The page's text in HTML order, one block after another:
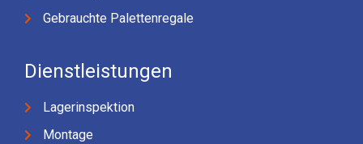
Gebrauchte Palettenregale
Dienstleistungen
Lagerinspektion
Montage